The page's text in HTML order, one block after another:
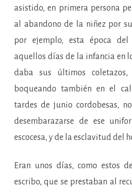
asistido, en primera persona
al abandono de la niñez por
por ejemplo, esta época
aquellos días de la infancia en
daba sus últimos
boqueando también en el
tardes de junio cordobesas,
desembarazarse de ese
escocesa, y de la esclavitud del
Eran unos días, como estos
escribo, que se prestaban al